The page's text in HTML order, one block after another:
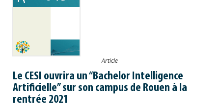
Article
Le CESI ouvrira un “Bachelor Intelligence
Artificielle” sur son campus de Rouen à la
rentrée 2021